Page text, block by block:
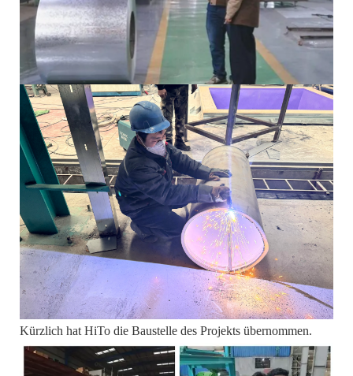
Kürzlich hat HiTo die Baustelle des Projekts übernommen.